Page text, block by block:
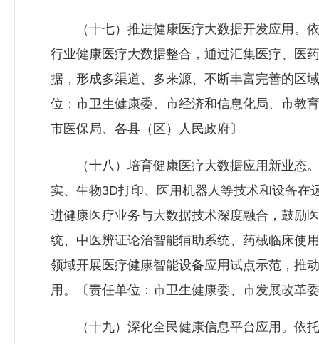
（十七）推进健康医疗大数据开发应用。依
行业健康医疗大数据整合，通过汇集医疗、医
据，形成多渠道、多来源、不断丰富完善的区
位：市卫生健康委、市经济和信息化局、市教
市医保局、各县（区）人民政府〕
（十八）培育健康医疗大数据应用新业态。
实、生物3D打印、医用机器人等技术和设备
进健康医疗业务与大数据技术深度融合，鼓励
统、中医辨证论治智能辅助系统、药械临床使
领域开展医疗健康智能设备应用试点示范，推
用。〔责任单位：市卫生健康委、市发展改革
（十九）深化全民健康信息平台应用。依托